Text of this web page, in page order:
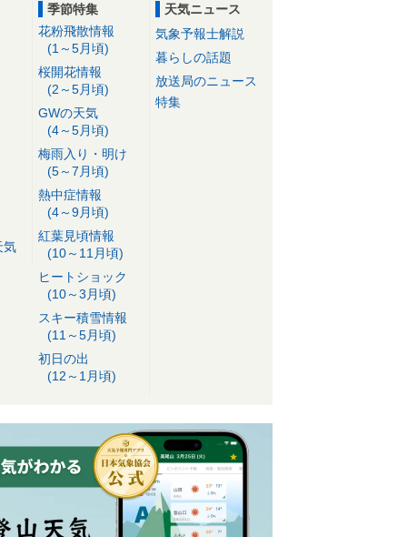
気
季節特集
花粉飛散情報
(1～5月頃)
桜開花情報
(2～5月頃)
GWの天気
(4～5月頃)
梅雨入り・明け
(5～7月頃)
熱中症情報
(4～9月頃)
紅葉見頃情報
(10～11月頃)
ヒートショック
(10～3月頃)
スキー積雪情報
(11～5月頃)
初日の出
(12～1月頃)
天気ニュース
気象予報士解説
暮らしの話題
放送局のニュース
特集